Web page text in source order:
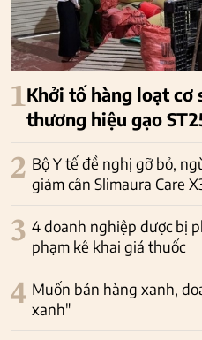
1Khởi tố hàng loạt cơ
thương hiệu gạo
2 Bộ Y tế đề nghị gỡ bỏ,
giảm cân Slimaura Care
3 4 doanh nghiệp dược bị
phạm kê khai giá thuốc
4 Muốn bán hàng xanh,
xanh"